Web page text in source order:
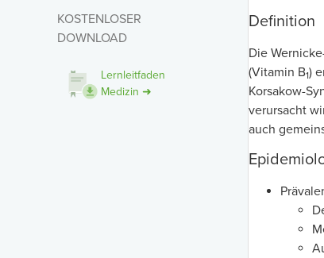
KOSTENLOSER
DOWNLOAD
Lernleitfaden
Medizin ➜
Definition
Die
(Vitamin B1)
Korsakow-
verursacht
auch